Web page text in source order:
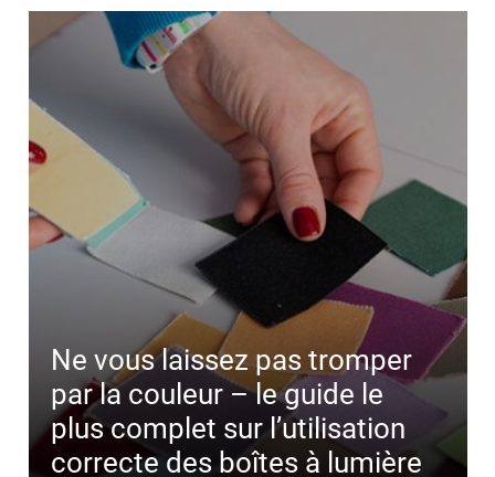
Ne vous laissez pas tromper
par la couleur – le guide le
plus complet sur l’utilisation
correcte des boîtes à lumière